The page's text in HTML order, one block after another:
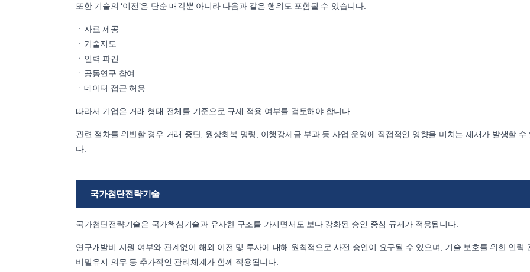
또한 기술의 ‘이전’은 단순 매각뿐 아니라 다음과 같은 행위도 포함될 수 있습니다.
ㆍ자료 제공
ㆍ기술지도
ㆍ인력 파견
ㆍ공동연구 참여
ㆍ데이터 접근 허용
따라서 기업은 거래 형태 전체를 기준으로 규제 적용 여부를 검토해야 합니다.
관련 절차를 위반할 경우 거래 중단, 원상회복 명령, 이행강제금 부과 등 사업 운영에 직접적인 영향을 미치는 제재가 발생할 수
다.
국가첨단전략기술
국가첨단전략기술은 국가핵심기술과 유사한 구조를 가지면서도 보다 강화된 승인 중심 규제가 적용됩니다.
연구개발비 지원 여부와 관계없이 해외 이전 및 투자에 대해 원칙적으로 사전 승인이 요구될 수 있으며, 기술 보호를 위한 인력
비밀유지 의무 등 추가적인 관리체계가 함께 적용됩니다.